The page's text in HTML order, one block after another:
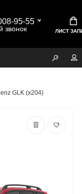
95-55
звонок ЛИСТ
GLK (x204)